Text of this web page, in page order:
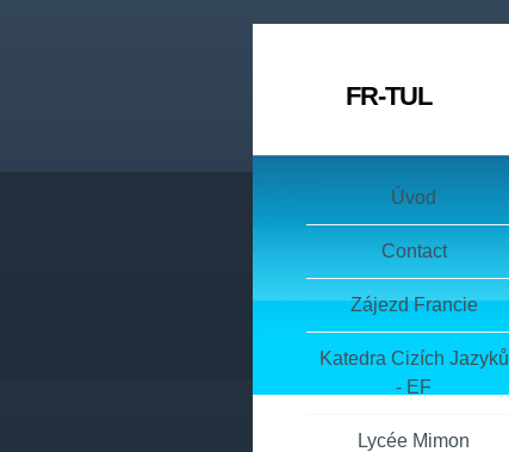
FR-TUL
Úvod
Contact
Zájezd Francie
Katedra Cizích Jazyků
- EF
Lycée Mimon